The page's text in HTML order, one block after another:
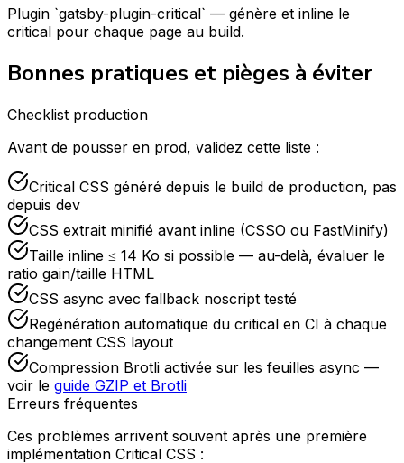
Plugin `gatsby-plugin-critical` — génère et inline le
critical pour chaque page au build.
Bonnes pratiques et pièges à éviter
Checklist production
Avant de pousser en prod, validez cette liste :
Critical CSS généré depuis le build de production, pas
depuis dev
CSS extrait minifié avant inline (CSSO ou FastMinify)
Taille inline ≤ 14 Ko si possible — au-delà, évaluer le
ratio gain/taille HTML
CSS async avec fallback noscript testé
Regénération automatique du critical en CI à chaque
changement CSS layout
Compression Brotli activée sur les feuilles async —
voir le guide GZIP et Brotli
Erreurs fréquentes
Ces problèmes arrivent souvent après une première
implémentation Critical CSS :